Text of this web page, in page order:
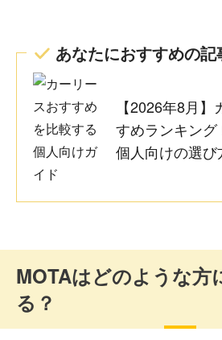
す。
20代 男性
ったのがよかったです。SUVに乗り
れたのは助かりました。オンライン
れたので、忙しい中でも負担が少なか
しないように、遠出のドライブが重な
だけ意識を向ける必要がある点に注意
最後に車がもらえるとはいえ、契約期
ス車両であるため、車体に大きな傷や
与えないように日頃から丁寧な扱い
に求められる点は、人によっては少し
素になるかもしれません。
60代 男性
11年という歳月は想像以上に長く、
や電気自動車へのシフトがどう進むか
リスクはあります。一度契約すれば長
め、途中で飽きたり生活環境が変わっ
あなたにおすすめの記
【2026年8月
すめランキング
個人向けの選び
MOTAはどのような方
る？